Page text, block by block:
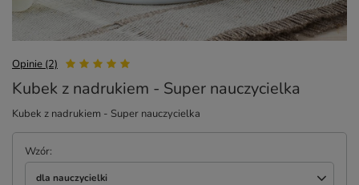
Opinie (2)
Kubek z nadrukiem - Super nauczycielka
Kubek z nadrukiem - Super nauczycielka
Wzór
dla nauczycielki